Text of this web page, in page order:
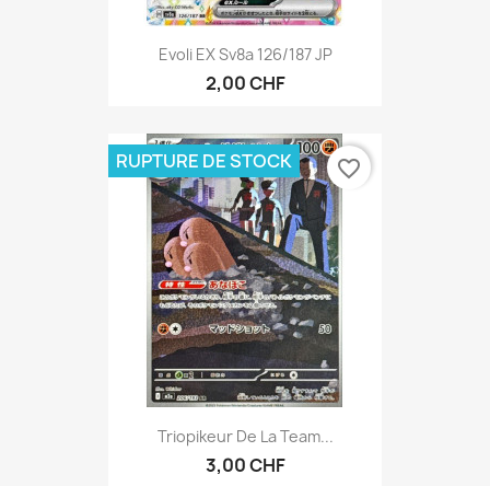
Evoli EX Sv8a 126/187 JP
2,00 CHF
Triopikeur De La Team...
3,00 CHF
RUPTURE DE STOCK favorite_border